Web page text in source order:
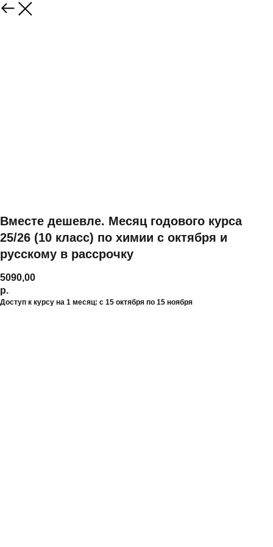
Вместе дешевле. Месяц годового курса
25/26 (10 класс) по химии с октября и
русскому в рассрочку
5090,00
р.
Доступ к курсу на 1 месяц: с 15 октября по 15 ноября